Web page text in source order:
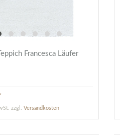
Francesca Läufer
zzgl. Versandkosten